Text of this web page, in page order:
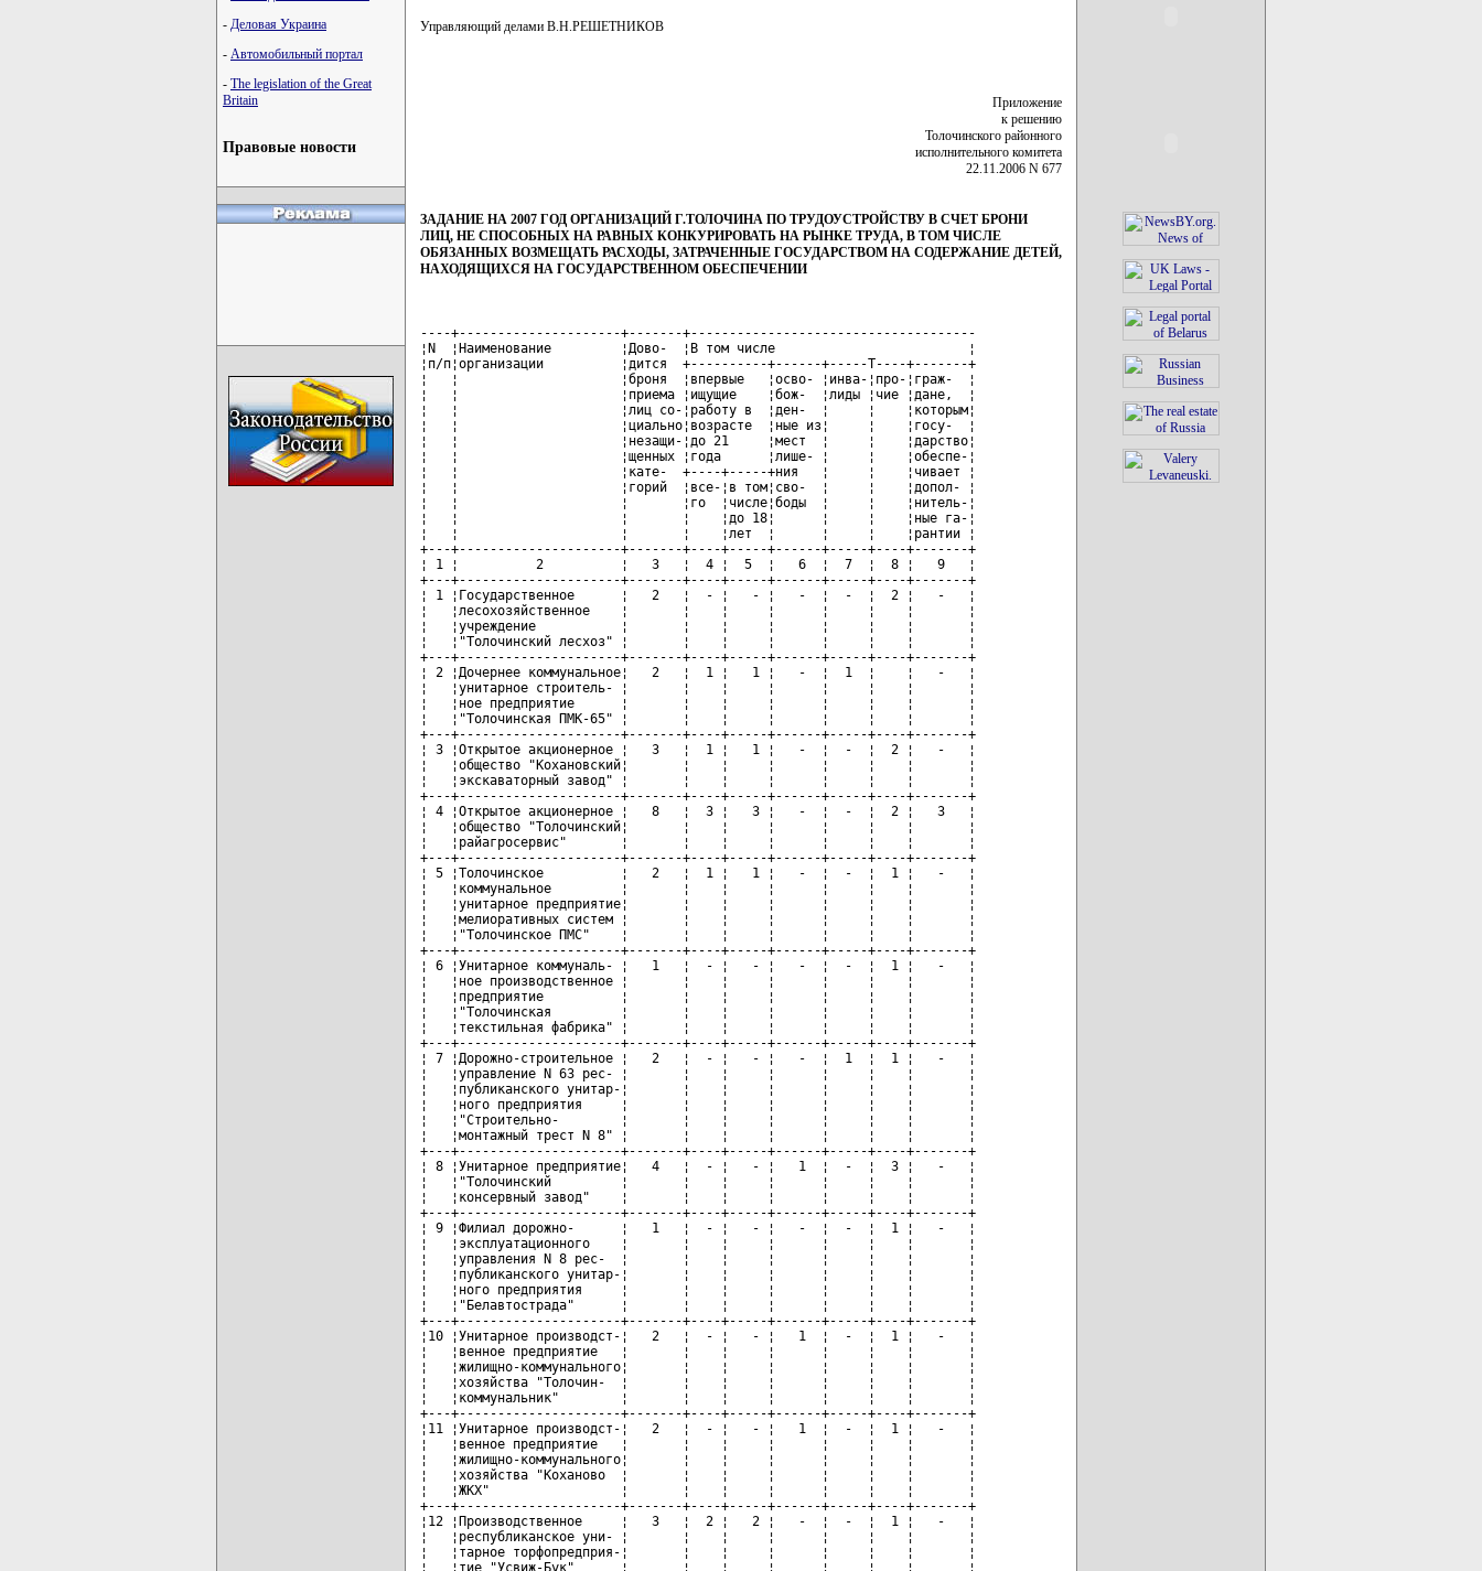
- Деловая Украина
- Автомобильный портал
- The legislation of the Great
Britain
Правовые новости
Управляющий делами В.Н.РЕШЕТНИКОВ
Приложение
к решению
Толочинского районного
исполнительного комитета
22.11.2006 N 677
ЗАДАНИЕ НА 2007 ГОД ОРГАНИЗАЦИЙ Г.ТОЛОЧИНА ПО ТРУДОУСТРОЙСТВУ В СЧЕТ БРОНИ
ЛИЦ, НЕ СПОСОБНЫХ НА РАВНЫХ КОНКУРИРОВАТЬ НА РЫНКЕ ТРУДА, В ТОМ ЧИСЛЕ
ОБЯЗАННЫХ ВОЗМЕЩАТЬ РАСХОДЫ, ЗАТРАЧЕННЫЕ ГОСУДАРСТВОМ НА СОДЕРЖАНИЕ ДЕТЕЙ,
НАХОДЯЩИХСЯ НА ГОСУДАРСТВЕННОМ ОБЕСПЕЧЕНИИ
----+---------------------+-------+-------------------------------------
¦N  ¦Наименование         ¦Дово-  ¦В том числе                         ¦
¦п/п¦организации          ¦дится  +----------+------+-----T----+-------+
¦   ¦                     ¦броня  ¦впервые   ¦осво- ¦инва-¦про-¦граж-  ¦
¦   ¦                     ¦приема ¦ищущие    ¦бож-  ¦лиды ¦чие ¦дане,  ¦
¦   ¦                     ¦лиц со-¦работу в  ¦ден-  ¦     ¦    ¦которым¦
¦   ¦                     ¦циально¦возрасте  ¦ные из¦     ¦    ¦госу-  ¦
¦   ¦                     ¦незащи-¦до 21     ¦мест  ¦     ¦    ¦дарство¦
¦   ¦                     ¦щенных ¦года      ¦лише- ¦     ¦    ¦обеспе-¦
¦   ¦                     ¦кате-  +----+-----+ния   ¦     ¦    ¦чивает ¦
¦   ¦                     ¦горий  ¦все-¦в том¦сво-  ¦     ¦    ¦допол- ¦
¦   ¦                     ¦       ¦го  ¦числе¦боды  ¦     ¦    ¦нитель-¦
¦   ¦                     ¦       ¦    ¦до 18¦      ¦     ¦    ¦ные га-¦
¦   ¦                     ¦       ¦    ¦лет  ¦      ¦     ¦    ¦рантии ¦
+---+---------------------+-------+----+-----+------+-----+----+-------+
¦ 1 ¦          2          ¦   3   ¦  4 ¦  5  ¦   6  ¦  7  ¦  8 ¦   9   ¦
+---+---------------------+-------+----+-----+------+-----+----+-------+
¦ 1 ¦Государственное      ¦   2   ¦  - ¦   - ¦   -  ¦  -  ¦  2 ¦   -   ¦
¦   ¦лесохозяйственное    ¦       ¦    ¦     ¦      ¦     ¦    ¦       ¦
¦   ¦учреждение           ¦       ¦    ¦     ¦      ¦     ¦    ¦       ¦
¦   ¦"Толочинский лесхоз" ¦       ¦    ¦     ¦      ¦     ¦    ¦       ¦
+---+---------------------+-------+----+-----+------+-----+----+-------+
¦ 2 ¦Дочернее коммунальное¦   2   ¦  1 ¦   1 ¦   -  ¦  1  ¦    ¦   -   ¦
¦   ¦унитарное строитель- ¦       ¦    ¦     ¦      ¦     ¦    ¦       ¦
¦   ¦ное предприятие      ¦       ¦    ¦     ¦      ¦     ¦    ¦       ¦
¦   ¦"Толочинская ПМК-65" ¦       ¦    ¦     ¦      ¦     ¦    ¦       ¦
+---+---------------------+-------+----+-----+------+-----+----+-------+
¦ 3 ¦Открытое акционерное ¦   3   ¦  1 ¦   1 ¦   -  ¦  -  ¦  2 ¦   -   ¦
¦   ¦общество "Кохановский¦       ¦    ¦     ¦      ¦     ¦    ¦       ¦
¦   ¦экскаваторный завод" ¦       ¦    ¦     ¦      ¦     ¦    ¦       ¦
+---+---------------------+-------+----+-----+------+-----+----+-------+
¦ 4 ¦Открытое акционерное ¦   8   ¦  3 ¦   3 ¦   -  ¦  -  ¦  2 ¦   3   ¦
¦   ¦общество "Толочинский¦       ¦    ¦     ¦      ¦     ¦    ¦       ¦
¦   ¦райагросервис"       ¦       ¦    ¦     ¦      ¦     ¦    ¦       ¦
+---+---------------------+-------+----+-----+------+-----+----+-------+
¦ 5 ¦Толочинское          ¦   2   ¦  1 ¦   1 ¦   -  ¦  -  ¦  1 ¦   -   ¦
¦   ¦коммунальное         ¦       ¦    ¦     ¦      ¦     ¦    ¦       ¦
¦   ¦унитарное предприятие¦       ¦    ¦     ¦      ¦     ¦    ¦       ¦
¦   ¦мелиоративных систем ¦       ¦    ¦     ¦      ¦     ¦    ¦       ¦
¦   ¦"Толочинское ПМС"    ¦       ¦    ¦     ¦      ¦     ¦    ¦       ¦
+---+---------------------+-------+----+-----+------+-----+----+-------+
¦ 6 ¦Унитарное коммуналь- ¦   1   ¦  - ¦   - ¦   -  ¦  -  ¦  1 ¦   -   ¦
¦   ¦ное производственное ¦       ¦    ¦     ¦      ¦     ¦    ¦       ¦
¦   ¦предприятие          ¦       ¦    ¦     ¦      ¦     ¦    ¦       ¦
¦   ¦"Толочинская         ¦       ¦    ¦     ¦      ¦     ¦    ¦       ¦
¦   ¦текстильная фабрика" ¦       ¦    ¦     ¦      ¦     ¦    ¦       ¦
+---+---------------------+-------+----+-----+------+-----+----+-------+
¦ 7 ¦Дорожно-строительное ¦   2   ¦  - ¦   - ¦   -  ¦  1  ¦  1 ¦   -   ¦
¦   ¦управление N 63 рес- ¦       ¦    ¦     ¦      ¦     ¦    ¦       ¦
¦   ¦публиканского унитар-¦       ¦    ¦     ¦      ¦     ¦    ¦       ¦
¦   ¦ного предприятия     ¦       ¦    ¦     ¦      ¦     ¦    ¦       ¦
¦   ¦"Строительно-        ¦       ¦    ¦     ¦      ¦     ¦    ¦       ¦
¦   ¦монтажный трест N 8" ¦       ¦    ¦     ¦      ¦     ¦    ¦       ¦
+---+---------------------+-------+----+-----+------+-----+----+-------+
¦ 8 ¦Унитарное предприятие¦   4   ¦  - ¦   - ¦   1  ¦  -  ¦  3 ¦   -   ¦
¦   ¦"Толочинский         ¦       ¦    ¦     ¦      ¦     ¦    ¦       ¦
¦   ¦консервный завод"    ¦       ¦    ¦     ¦      ¦     ¦    ¦       ¦
+---+---------------------+-------+----+-----+------+-----+----+-------+
¦ 9 ¦Филиал дорожно-      ¦   1   ¦  - ¦   - ¦   -  ¦  -  ¦  1 ¦   -   ¦
¦   ¦эксплуатационного    ¦       ¦    ¦     ¦      ¦     ¦    ¦       ¦
¦   ¦управления N 8 рес-  ¦       ¦    ¦     ¦      ¦     ¦    ¦       ¦
¦   ¦публиканского унитар-¦       ¦    ¦     ¦      ¦     ¦    ¦       ¦
¦   ¦ного предприятия     ¦       ¦    ¦     ¦      ¦     ¦    ¦       ¦
¦   ¦"Белавтострада"      ¦       ¦    ¦     ¦      ¦     ¦    ¦       ¦
+---+---------------------+-------+----+-----+------+-----+----+-------+
¦10 ¦Унитарное производст-¦   2   ¦  - ¦   - ¦   1  ¦  -  ¦  1 ¦   -   ¦
¦   ¦венное предприятие   ¦       ¦    ¦     ¦      ¦     ¦    ¦       ¦
¦   ¦жилищно-коммунального¦       ¦    ¦     ¦      ¦     ¦    ¦       ¦
¦   ¦хозяйства "Толочин-  ¦       ¦    ¦     ¦      ¦     ¦    ¦       ¦
¦   ¦коммунальник"        ¦       ¦    ¦     ¦      ¦     ¦    ¦       ¦
+---+---------------------+-------+----+-----+------+-----+----+-------+
¦11 ¦Унитарное производст-¦   2   ¦  - ¦   - ¦   1  ¦  -  ¦  1 ¦   -   ¦
¦   ¦венное предприятие   ¦       ¦    ¦     ¦      ¦     ¦    ¦       ¦
¦   ¦жилищно-коммунального¦       ¦    ¦     ¦      ¦     ¦    ¦       ¦
¦   ¦хозяйства "Коханово  ¦       ¦    ¦     ¦      ¦     ¦    ¦       ¦
¦   ¦ЖКХ"                 ¦       ¦    ¦     ¦      ¦     ¦    ¦       ¦
+---+---------------------+-------+----+-----+------+-----+----+-------+
¦12 ¦Производственное     ¦   3   ¦  2 ¦   2 ¦   -  ¦  -  ¦  1 ¦   -   ¦
¦   ¦республиканское уни- ¦       ¦    ¦     ¦      ¦     ¦    ¦       ¦
¦   ¦тарное торфопредприя-¦       ¦    ¦     ¦      ¦     ¦    ¦       ¦
¦   ¦тие "Усвиж-Бук"      ¦       ¦    ¦     ¦      ¦     ¦    ¦       ¦